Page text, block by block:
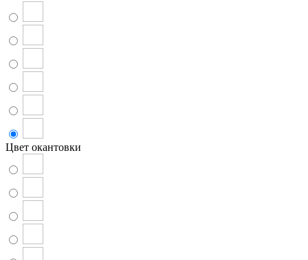
Цвет окантовки